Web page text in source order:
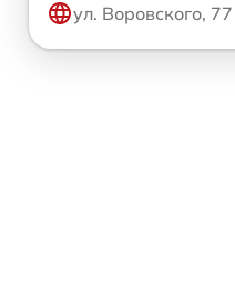
ул. Воровского, 77